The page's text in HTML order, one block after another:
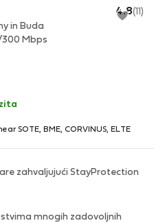
4.8(11)
in Buda
300 Mbps
SOTE, BME, CORVINUS, ELTE
zahvaljujući StayProtection
mnogih zadovoljnih